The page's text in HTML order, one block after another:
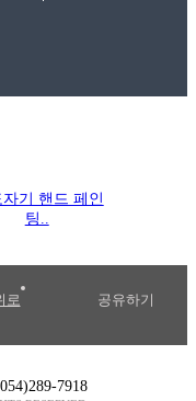
로 공유하기
7918